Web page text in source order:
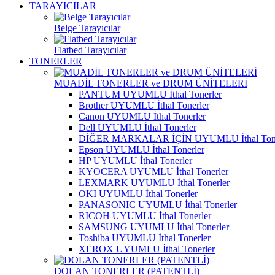
TARAYICILAR
Belge Tarayıcılar
Flatbed Tarayıcılar
TONERLER
MUADİL TONERLER ve DRUM ÜNİTELERİ
PANTUM UYUMLU İthal Tonerler
Brother UYUMLU İthal Tonerler
Canon UYUMLU İthal Tonerler
Dell UYUMLU İthal Tonerler
DİĞER MARKALAR İÇİN UYUMLU İthal
Epson UYUMLU İthal Tonerler
HP UYUMLU İthal Tonerler
KYOCERA UYUMLU İthal Tonerler
LEXMARK UYUMLU İthal Tonerler
OKI UYUMLU İthal Tonerler
PANASONIC UYUMLU İthal Tonerler
RICOH UYUMLU İthal Tonerler
SAMSUNG UYUMLU İthal Tonerler
Toshiba UYUMLU İthal Tonerler
XEROX UYUMLU İthal Tonerler
DOLAN TONERLER (PATENTLİ)